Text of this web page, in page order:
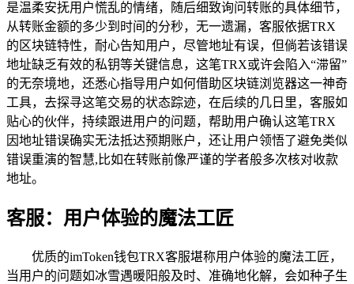
是温柔安抚用户慌乱的情绪，随后细致询问转账的具体细节，
从转账金额的多少到时间的分秒，无一遗漏，客服依据TRX
的区块链特性，耐心告知用户，尽管地址有误，但倘若该错误
地址缺乏有效的私钥等关键信息，这笔TRX或许会陷入“滞留”
的无奈境地，还悉心指导用户如何借助区块链浏览器这一神奇
工具，去探寻这笔交易的状态踪迹，在后续的几日里，客服如
贴心的伙伴，持续跟进用户的问题，帮助用户确认这笔TRX
因地址错误确实无法抵达预期账户，还让用户领悟了避免类似
错误重演的智慧,比如在转账前像严谨的学者般多次核对收款
地址。
客服：用户体验的魔法工匠
优质的imToken钱包TRX客服堪称用户体验的魔法工匠，
当用户的问题如冰雪遇暖阳般及时、准确地化解，会如种子生